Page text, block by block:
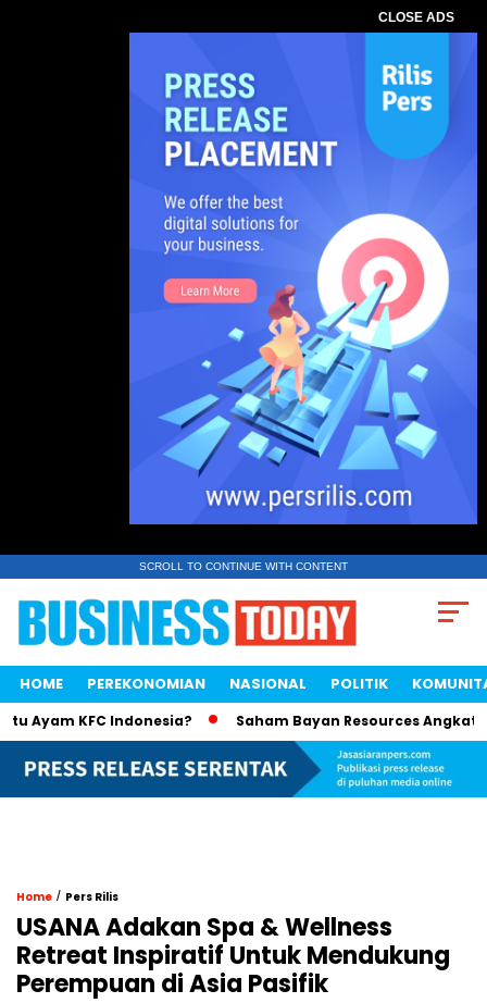
CLOSE ADS
SCROLL TO CONTINUE WITH CONTENT
HOME PEREKONOMIAN NASIONAL POLITIK
KFC Indonesia? Saham Bayan Resources Angkat
Home / Pers Rilis
USANA Adakan Spa & Wellness
Retreat Inspiratif Untuk Mendukung
Perempuan di Asia Pasifik